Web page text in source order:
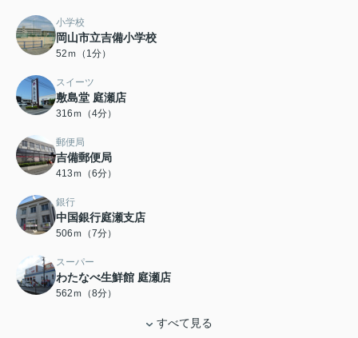
小学校
岡山市立吉備小学校
52ｍ（1分）
スイーツ
敷島堂 庭瀬店
316ｍ（4分）
郵便局
吉備郵便局
413ｍ（6分）
銀行
中国銀行庭瀬支店
506ｍ（7分）
スーパー
わたなべ生鮮館 庭瀬店
562ｍ（8分）
すべて見る